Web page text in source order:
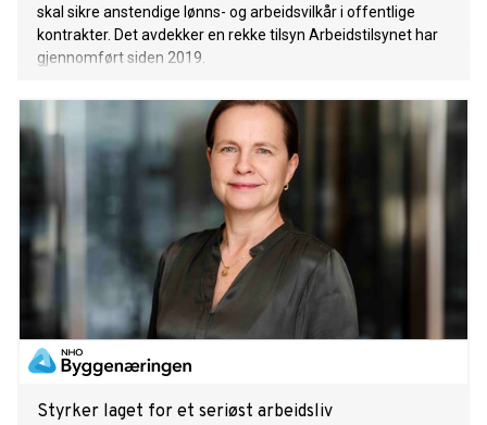
skal sikre anstendige lønns- og arbeidsvilkår i offentlige
kontrakter. Det avdekker en rekke tilsyn Arbeidstilsynet har
gjennomført siden 2019.
Styrker laget for et seriøst arbeidsliv